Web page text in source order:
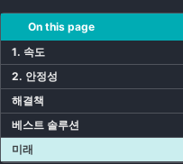
On this page
1. 속도
2. 안정성
해결책
베스트 솔루션
미래